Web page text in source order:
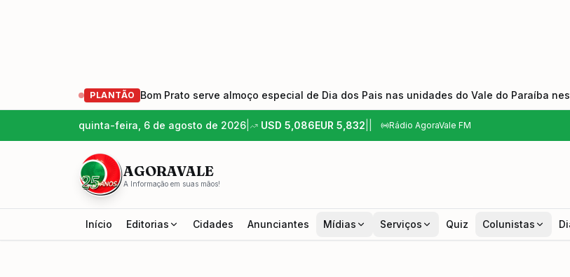
PLANTÃO Bom Prato serve almoço especial de Dia dos Pais nas unidades do Vale do Paraíba
quinta-feira, 6 de agosto de 2026 USD 5,086EUR 5,832 Rádio AgoraVale FM
AGORAVALE
A Informação em suas mãos!
Início Editorias Cidades Anunciantes Mídias Serviços Quiz Colunistas